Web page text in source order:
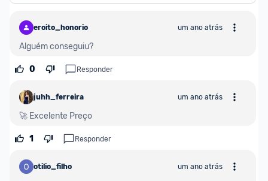
eroito_honorio um ano atrás
Alguém conseguiu?
0 Responder
juhh_ferreira um ano atrás
🚀 Excelente Preço
1 Responder
otilio_filho um ano atrás